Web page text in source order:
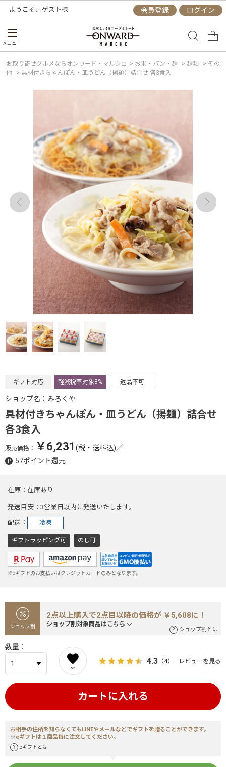
ようこそ、 ゲスト様 会員登録 ログイン
メニュー
お取り寄せグルメならオンワード・マルシェ > お米・パン・麺 > 麺類 > その
他
> 具材付きちゃんぽん・皿うどん（揚麺）詰合せ 各3食入
ギフト対応 軽減税率対象8% 返品不可
ショップ名： みろくや
具材付きちゃんぽん・皿うどん（揚麺）詰合せ
各3食入
販売価格： ￥6,231 (税・送料込)／
57ポイント還元
在庫 在庫あり
発送目安 3営業日以内に発送いたします。
配送 冷凍
ギフトラッピング可 のし可
※eギフトのお支払いはクレジットカードのみとなります。
ショップ割
2点以上購入で2点目以降の価格が ￥5,608に！
ショップ割対象商品はこちら
ショップ割とは
数量
55
4.3 （4） レビューを見る
カートに入れる
お相手の住所を知らなくてもLINEやメールなどでギフトを贈ることができます。
※eギフトは１商品毎に注文してください。
eギフトとは